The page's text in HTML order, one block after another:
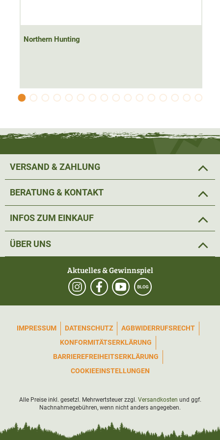
DieKapuze der Jacke ist abnehmbarund kann
verstellbar. Der hohe Halskragen, sowie der Hüftbund ist
durch einen Gummibund verstellbar.Material100%
brushed Polyester tricot
Northern Hunting
VERSAND & ZAHLUNG
BERATUNG & KONTAKT
INFOS ZUM EINKAUF
ÜBER UNS
Aktuelles & Gewinnspiel
IMPRESSUM DATENSCHUTZ AGBWIDERRUFSRECHT
KONFORMITÄTSERKLÄRUNG
BARRIEREFREIHEITSERKLÄRUNG
COOKIEEINSTELLUNGEN
Alle Preise inkl. gesetzl. Mehrwertsteuer zzgl. Versandkosten und ggf.
Nachnahmegebühren, wenn nicht anders angegeben.